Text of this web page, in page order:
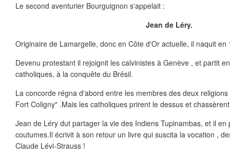
Le second aventurier Bourguignon s'appelait :
Jean de Léry.
Originaire de Lamargelle, donc en Côte d'Or actuelle, il naquit en
Devenu protestant il rejoignit les calvinistes à Genève , et partit
catholiques, à la conquête du Brésil.
La concorde régna d'abord entre les membres des deux
Fort Coligny" .Mais les catholiques prirent le dessus et
Jean de Léry dut partager la vie des Indiens Tupinambas, et il
coutumes.Il écrivit à son retour un livre qui suscita la vocation ,
Claude Lévi-Strauss !